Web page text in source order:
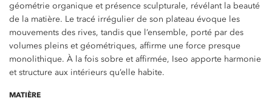
géométrie organique et présence sculpturale, révélant la beauté
de la matière. Le tracé irrégulier de son plateau évoque les
mouvements des rives, tandis que l’ensemble, porté par des
volumes pleins et géométriques, affirme une force presque
monolithique. À la fois sobre et affirmée, Iseo apporte harmonie
et structure aux intérieurs qu’elle habite.
MATIÈRE